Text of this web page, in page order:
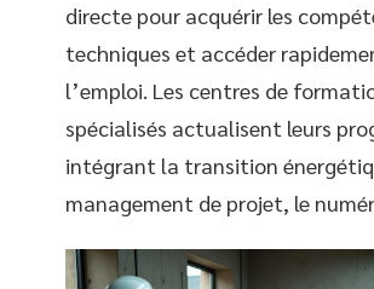
directe pour acquérir les
techniques et accéder
l’emploi. Les centres de
spécialisés actualisent leurs
intégrant la transition
management de projet, le